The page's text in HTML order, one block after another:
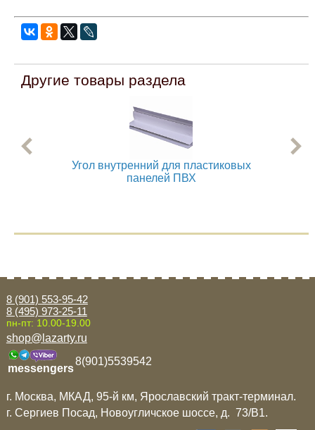
Другие товары раздела
Угол внутренний для пластиковых
панелей ПВХ
8 (901) 553-95-42
8 (495) 973-25-11
пн-пт: 10.00-19.00
shop@lazarty.ru
messengers
8(901)5539542
г. Москва, МКАД, 95-й км, Ярославский тракт-терминал.
г. Сергиев Посад, Новоугличское шоссе, д. 73/B1.